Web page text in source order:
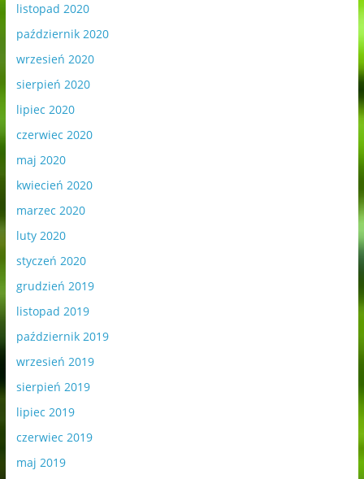
listopad 2020
październik 2020
wrzesień 2020
sierpień 2020
lipiec 2020
czerwiec 2020
maj 2020
kwiecień 2020
marzec 2020
luty 2020
styczeń 2020
grudzień 2019
listopad 2019
październik 2019
wrzesień 2019
sierpień 2019
lipiec 2019
czerwiec 2019
maj 2019